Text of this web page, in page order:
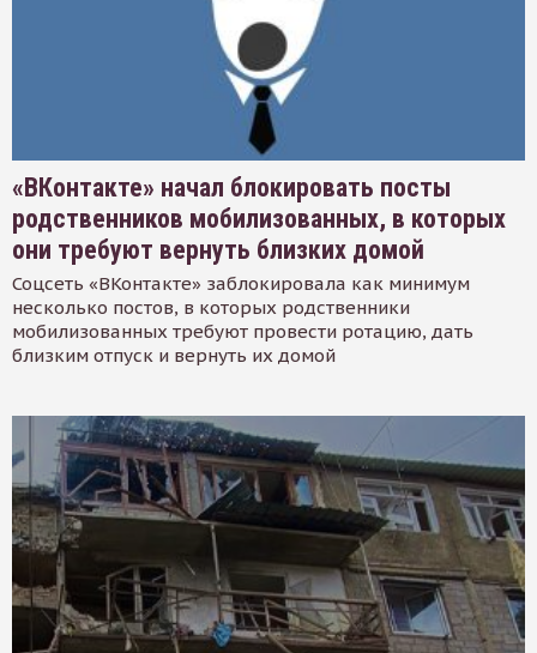
«ВКонтакте» начал блокировать посты
родственников мобилизованных, в которых
они требуют вернуть близких домой
Соцсеть «ВКонтакте» заблокировала как минимум
несколько постов, в которых родственники
мобилизованных требуют провести ротацию, дать
близким отпуск и вернуть их домой